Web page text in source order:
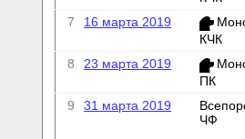
7
16 марта 2019
КЧК
8
23 марта 2019
ПК
9
31 марта 2019
ЧФ